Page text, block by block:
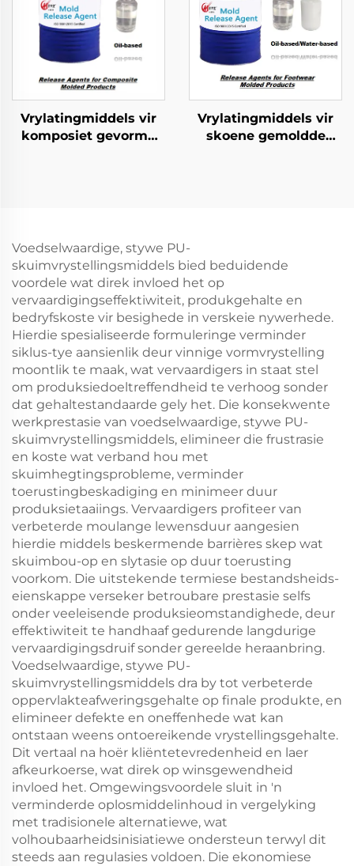
Vrylatingmiddels vir
komposiet gevorme
Vrylatingmiddels vir
skoene gemoldde
Voedselwaardige, stywe PU-
skuimvrystellingsmiddels bied beduidende
voordele wat direk invloed het op
vervaardigingseffektiwiteit, produkgehalte en
bedryfskoste vir besighede in verskeie nywerhede.
Hierdie spesialiseerde formuleringe verminder
siklus-tye aansienlik deur vinnige vormvrystelling
moontlik te maak, wat vervaardigers in staat stel
om produksiedoeltreffendheid te verhoog sonder
dat gehaltestandaarde gely het. Die konsekwente
werkprestasie van voedselwaardige, stywe PU-
skuimvrystellingsmiddels, elimineer die frustrasie
en koste wat verband hou met
skuimhegtingsprobleme, verminder
toerustingbeskadiging en minimeer duur
produksietaaiings. Vervaardigers profiteer van
verbeterde moulange lewensduur aangesien
hierdie middels beskermende barrières skep wat
skuimbou-op en slytasie op duur toerusting
voorkom. Die uitstekende termiese bestandsheids-
eienskappe verseker betroubare prestasie selfs
onder veeleisende produksieomstandighede, deur
effektiwiteit te handhaaf gedurende langdurige
vervaardigingsdruif sonder gereelde heraanbring.
Voedselwaardige, stywe PU-
skuimvrystellingsmiddels dra by tot verbeterde
oppervlakteafweringsgehalte op finale produkte, en
elimineer defekte en oneffenhede wat kan
ontstaan weens ontoereikende vrystellingsgehalte.
Dit vertaal na hoër kliëntetevredenheid en laer
afkeurkoerse, wat direk op winsgewendheid
invloed het. Omgewingsvoordele sluit in 'n
verminderde oplosmiddelinhoud in vergelyking
met tradisionele alternatiewe, wat
volhoubaarheidsinisiatiewe ondersteun terwyl dit
steeds aan regulasies voldoen. Die ekonomiese